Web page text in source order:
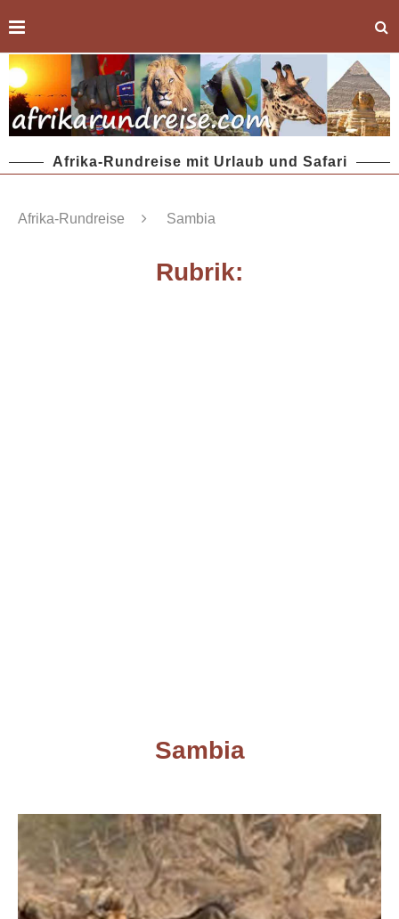
Afrika-Rundreise mit Urlaub und Safari
Afrika-Rundreise Sambia
Rubrik:
Sambia